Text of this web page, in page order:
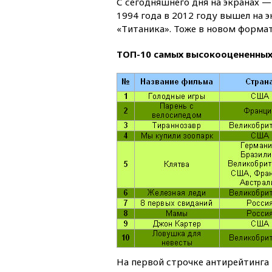
1994 года в 2012 году вышел на
«Титаника». Тоже в новом
ТОП-10 самых
На первой строчке